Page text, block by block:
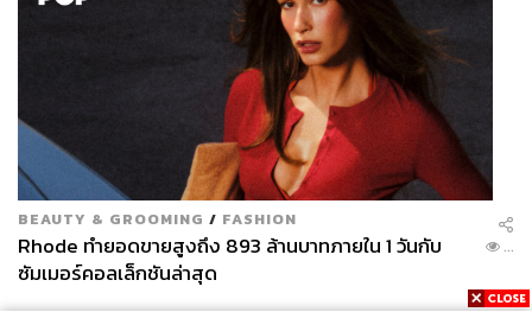
BEAUTY & GROOMING / FASHION
Rhode ทำยอดขายสูงถึง 893 ล้านบาทภายใน 1 วันกับ
ซัมเมอร์คอลเล็กชันล่าสุด
...